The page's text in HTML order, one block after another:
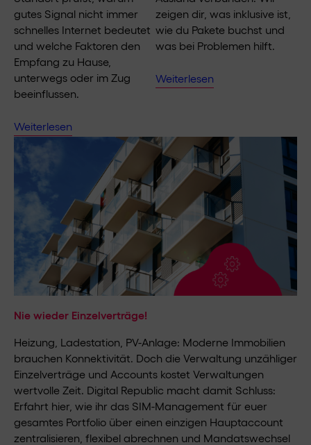
gutes Signal nicht immer
schnelles Internet bedeutet
und welche Faktoren den
Empfang zu Hause,
unterwegs oder im Zug
beeinflussen.
Weiterlesen
zeigen dir, was inklusive ist,
wie du Pakete buchst und
was bei Problemen hilft.
Weiterlesen
Nie wieder Einzelverträge!
Heizung, Ladestation, PV-Anlage: Moderne Immobilien
brauchen Konnektivität. Doch die Verwaltung unzähliger
Einzelverträge und Accounts kostet Verwaltungen
wertvolle Zeit. Digital Republic macht damit Schluss:
Erfahrt hier, wie ihr das SIM-Management für euer
gesamtes Portfolio über einen einzigen Hauptaccount
zentralisieren, flexibel abrechnen und Mandatswechsel